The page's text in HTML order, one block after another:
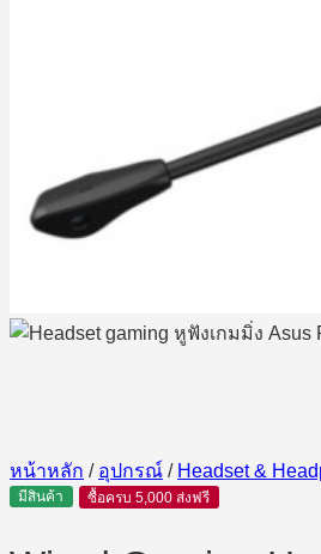
หน้าหลัก / อุปกรณ์ / Headset &
มีสินค้า ซื้อครบ 5,000 ส่งฟรี